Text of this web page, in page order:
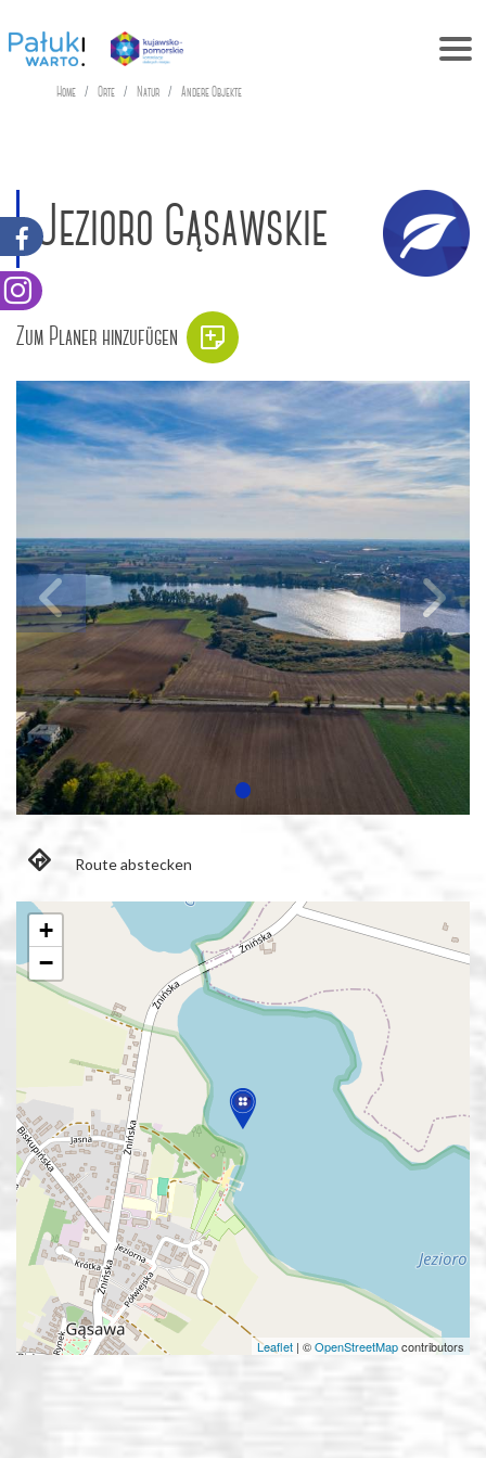
Home Orte Natur Andere Objekte
Jezioro Gąsawskie
Zum Planer hinzufügen
Route abstecken
+
−
Leaflet | ©OpenStreetMapcontributors